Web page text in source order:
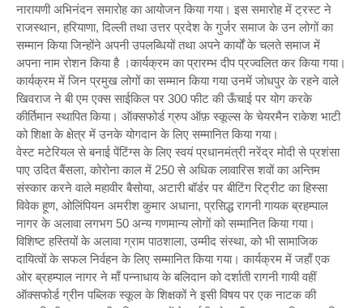
नारायणी अभिनंदन समारोह का आयोजन किया गया। इस समारोह में ट्रस्ट ने
राजस्थान, हरियाणा, दिल्ली तथा उत्तर प्रदेश के गुर्जर समाज के उन लोगों का
सम्मान किया जिन्होंने अपनी उपलब्धियों तथा अपने कार्यों के चलते समाज में
अपना नाम रोशन किया है ।कार्यक्रम का प्रारम्भ दीप प्रज्वलित कर किया गया।
कार्यक्रम में जिन प्रमुख लोगों का सम्मान किया गया उनमें जोधपुर के रहने वाले
खिवराज ने बी एम एक्स साईकिल पर 300 फीट की ऊँचाई पर योग करके
कीर्तिमान स्थापित किया। ऑक्सफोर्ड ग्रुप ऑफ़ स्कूल्स के चेयरमैन राकेश भाटी
को शिक्षा के क्षेत्र में उनके योगदान के लिए सम्मानित किया गया।
वेस्ट मटेरियल से बनाई पेंटिंग्स के लिए स्वयं प्रधानमंत्री नरेंद्र मोदी से प्रशंसा
पाए उदित बैंसला, कोरोना काल में 250 से अधिक लावारिस शवों का अन्तिम
संस्कार करने वाले महावीर बैसोया, अटारी बॉर्डर पर बीटिंग रिट्रीट का हिस्सा
विवेक हूण, ओलिंपियन अमरीश कुमार अधाना, प्रसिद्ध रागनी गायक ब्रहम्पाल
नागर के अलावा लगभग 50 अन्य गणमान्य लोगों को सम्मानित किया गया।
विशिष्ट हस्तियों के अलावा ग्राम पाठशाला, उम्मीद संस्था, को भी सामाजिक
दायित्वों के सफल निर्वहन के लिए सम्मानित किया गया। कार्यक्रम में जहाँ एक
ओर ब्रहम्पाल नागर ने माँ पन्नाधाय के बलिदान को दर्शाती रागनी गायी वहीं
ऑक्सफोर्ड ग्रीन पब्लिक स्कूल के शिक्षकों ने इसी विषय पर एक नाटक की